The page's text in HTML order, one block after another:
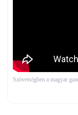
Szövetségben a magyar